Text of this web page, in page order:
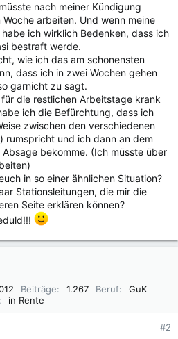
nach meiner Kündigung
arbeiten. Und wenn meine
ich wirklich Bedenken, dass ich
bestraft werde.
wie ich das am schonensten
dass ich in zwei Wochen gehen
garnicht zu sagt.
die restlichen Arbeitstage krank
ich die Befürchtung, dass ich
zwischen den verschiedenen
rumspricht und ich dann an dem
bekomme. (Ich müsste über
in so einer ähnlichen Situation?
Stationsleitungen, die mir die
Seite erklären können?
Beiträge 1.267 Beruf
GuK
in Rente
#2